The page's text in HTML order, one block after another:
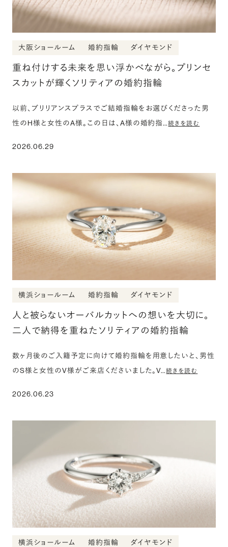
大阪ショールーム 婚約指輪 ダイヤモンド
重ね付けする未来を思い浮かべながら。プリンセ
スカットが輝くソリティアの婚約指輪
以前、ブリリアンスプラスでご結婚指輪をお選びくださった男
性のH様と女性のA様。この日は、A様の婚約指…続きを読む
2026.06.29
横浜ショールーム 婚約指輪 ダイヤモンド
人と被らないオーバルカットへの想いを大切に。
二人で納得を重ねたソリティアの婚約指輪
数ヶ月後のご入籍予定に向けて婚約指輪を用意したいと、男性
のS様と女性のV様がご来店くださいました。V…続きを読む
2026.06.23
横浜ショールーム 婚約指輪 ダイヤモンド